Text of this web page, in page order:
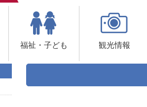
福祉・子ども 観光情報